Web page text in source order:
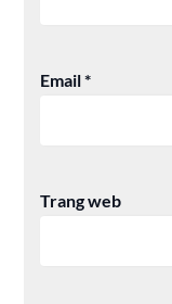
Email*
Trang web